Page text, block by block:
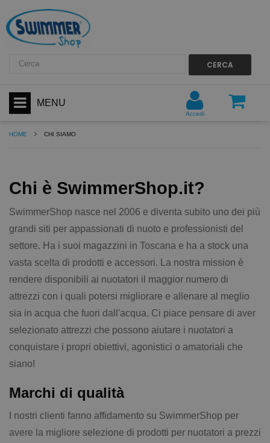
CERCA
MENU
Accedi
HOME CHI SIAMO
Chi è SwimmerShop.it?
SwimmerShop nasce nel 2006 e diventa subito uno dei più
grandi siti per appassionati di nuoto e professionisti del
settore. Ha i suoi magazzini in Toscana e ha a stock una
vasta scelta di prodotti e accessori. La nostra mission è
rendere disponibili ai nuotatori il maggior numero di
attrezzi con i quali potersi migliorare e allenare al meglio
sia in acqua che fuori dall'acqua. Ci piace pensare di aver
selezionato attrezzi che possono aiutare i nuotatori a
conquistare i propri obiettivi, agonistici o amatoriali che
siano!
Marchi di qualità
I nostri clienti fanno affidamento su SwimmerShop per
avere la migliore selezione di prodotti per nuotatori a prezzi